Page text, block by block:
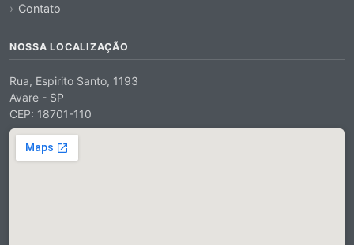
Contato
NOSSA LOCALIZAÇÃO
Rua, Espirito Santo, 1193
Avare - SP
CEP: 18701-110